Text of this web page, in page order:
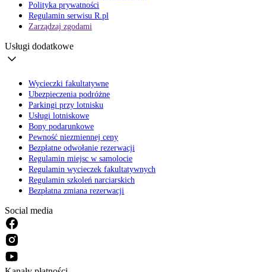
Polityka prywatności
Regulamin serwisu R.pl
Zarządzaj zgodami
Usługi dodatkowe
Wycieczki fakultatywne
Ubezpieczenia podróżne
Parkingi przy lotnisku
Usługi lotniskowe
Bony podarunkowe
Pewność niezmiennej ceny
Bezpłatne odwołanie rezerwacji
Regulamin miejsc w samolocie
Regulamin wycieczek fakultatywnych
Regulamin szkoleń narciarskich
Bezpłatna zmiana rezerwacji
Social media